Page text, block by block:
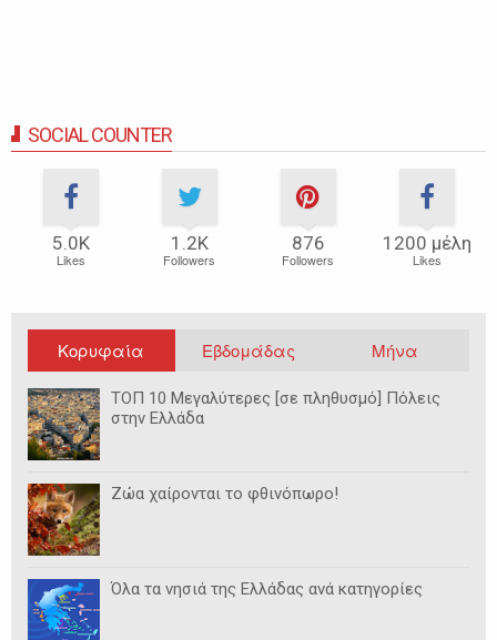
SOCIAL COUNTER
5.0Κ
Likes
1.2Κ
Followers
876
Followers
1200 μέλη
Likes
Κορυφαία Εβδομάδας Μήνα
ΤΟΠ 10 Μεγαλύτερες [σε πληθυσμό] Πόλεις
στην Ελλάδα
Ζώα χαίρονται το φθινόπωρο!
Όλα τα νησιά της Ελλάδας ανά κατηγορίες